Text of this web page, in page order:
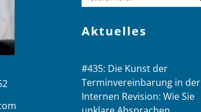
Aktuelles
#435: Die Kunst der
Terminvereinbarung in der
Internen Revision: Wie Sie